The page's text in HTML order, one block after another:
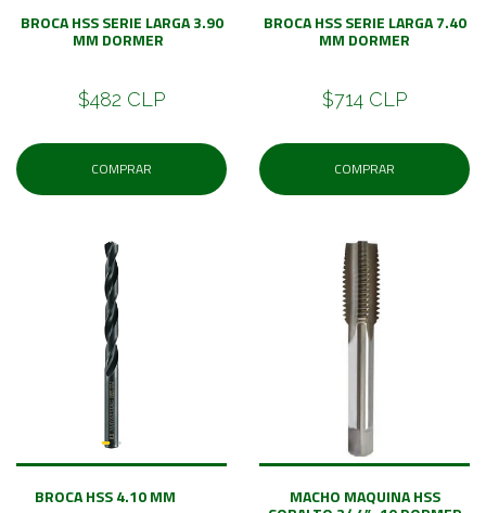
BROCA HSS SERIE LARGA 3.90
MM DORMER
$482 CLP
COMPRAR
BROCA HSS SERIE LARGA 7.40
MM DORMER
$714 CLP
COMPRAR
BROCA HSS 4.10 MM MACHO MAQUINA HSS